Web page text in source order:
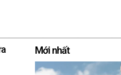
Mới nhất